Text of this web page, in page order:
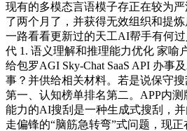
现有的多模态言语模子存正在较为
了两个月了，并获得无效组织和提
一路看看更新过的天工AI帮手有何
代 1. 语义理解和推理能力优化 家喻
给包罗AGI Sky-Chat SaaS API 办事
事？并供给相关材料。若是说保守
第一、认知榜单排名第二。APP内
能力的AI搜刮是一种生成式搜刮，
走偏锋的“脑筋急转弯”式问题，现